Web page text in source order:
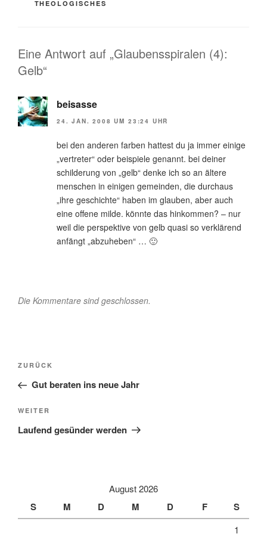
THEOLOGISCHES
Eine Antwort auf „Glaubensspiralen (4):
Gelb“
beisasse
24. JAN. 2008 UM 23:24 UHR
bei den anderen farben hattest du ja immer einige
„vertreter“ oder beispiele genannt. bei deiner
schilderung von „gelb“ denke ich so an ältere
menschen in einigen gemeinden, die durchaus
„ihre geschichte“ haben im glauben, aber auch
eine offene milde. könnte das hinkommen? – nur
weil die perspektive von gelb quasi so verklärend
anfängt „abzuheben“ … 🙂
Die Kommentare sind geschlossen.
Beitragsnavigation
Vorheriger
Beitrag
ZURÜCK
Gut beraten ins neue Jahr
Nächster
Beitrag
WEITER
Laufend gesünder werden
August 2026
S M D M D F S
1